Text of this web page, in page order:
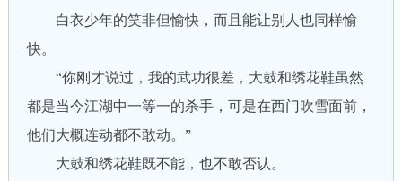
白衣少年的笑非但愉快，而且能让别人也同样愉
快。
“你刚才说过，我的武功很差，大鼓和绣花鞋虽然
都是当今江湖中一等一的杀手，可是在西门吹雪面前，
他们大概连动都不敢动。”
大鼓和绣花鞋既不能，也不敢否认。